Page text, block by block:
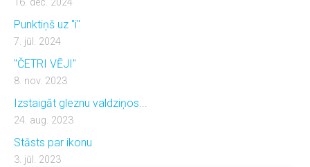
Punktiņš uz "i"
7. jūl. 2024
"ČETRI VĒJI"
8. nov. 2023
Izstaigāt gleznu valdziņos...
24. aug. 2023
Stāsts par ikonu
3. jūl. 2023